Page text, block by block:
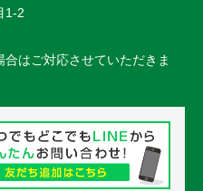
1-2
はご対応させていただきま